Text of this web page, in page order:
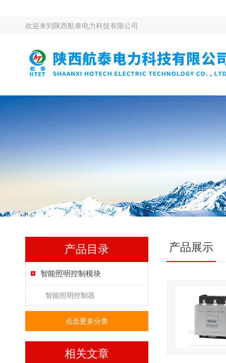
欢迎来到 陕西航泰电力科技有限公司
产品目录
智能照明控制模块
智能照明控制器
点击更多分类
相关文章
产品展示